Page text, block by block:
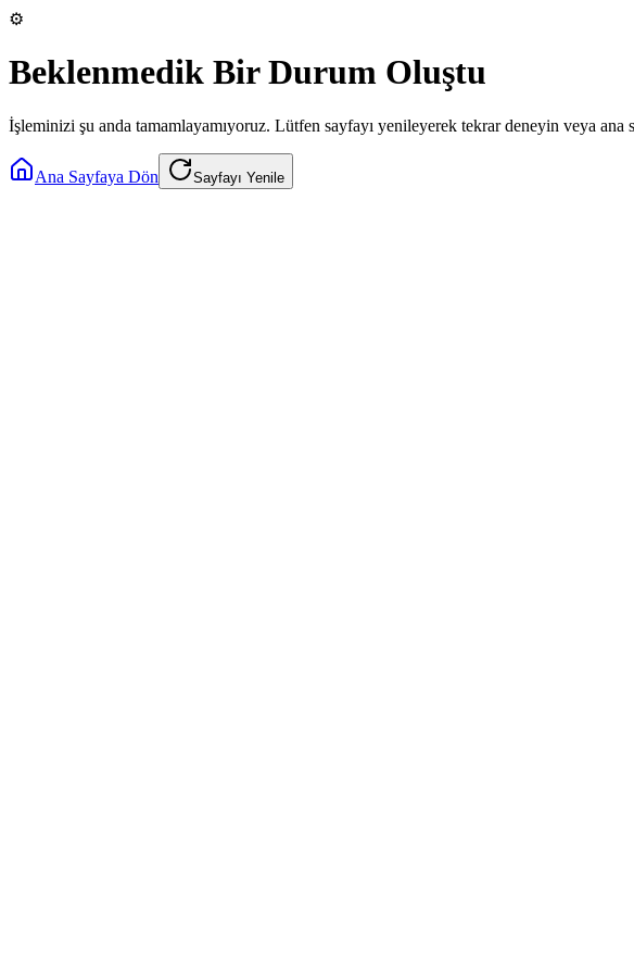
⚙️
Beklenmedik Bir Durum Oluştu
İşleminizi şu anda tamamlayamıyoruz. Lütfen sayfayı yenileyerek tekrar deneyin veya ana
Ana Sayfaya Dön Sayfayı Yenile